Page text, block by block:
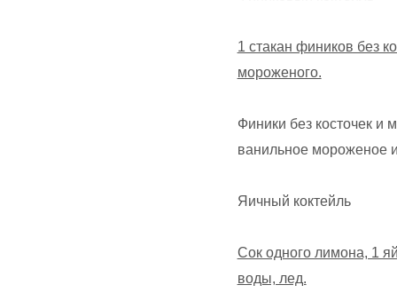
1 стакан фиников без
мороженого.
Финики без косточек и
ванильное мороженое
Яичный коктейль
Сок одного лимона, 1
воды, лед.